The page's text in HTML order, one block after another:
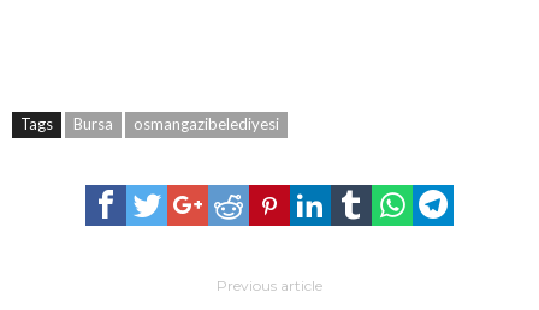
Tags Bursa osmangazibelediyesi
Previous article